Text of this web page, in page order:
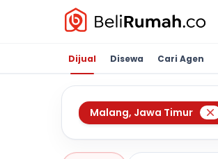
Dijual Disewa Cari Agen
Malang, Jawa Timur